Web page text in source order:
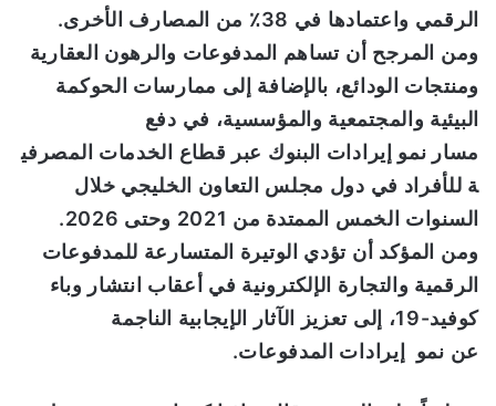
الرقمي واعتمادها في 38٪ من المصارف الأخرى.
ومن المرجح أن تساهم
المدفوعات والرهون العقارية
ومنتجات الودائع، بالإضافة إلى ممارسات الحوكمة
البيئية والمجتمعية والمؤسسية، في دفع
مسار نمو إيرادات البنوك عبر قطاع الخدمات المصرفي
ة للأفراد في دول مجلس التعاون الخليجي خلال
السنوات الخمس الممتدة من 2021 وحتى
ومن المؤكد أن تؤدي الوتيرة المتسارعة للمدفوعات
الرقمية و التجارة الإلكترونية في أعقاب انتشار وباء
كوفيد-19،
إلى تعزيز الآثار الإيجابية الناجمة
عن نمو إيرادات المدفوعات.